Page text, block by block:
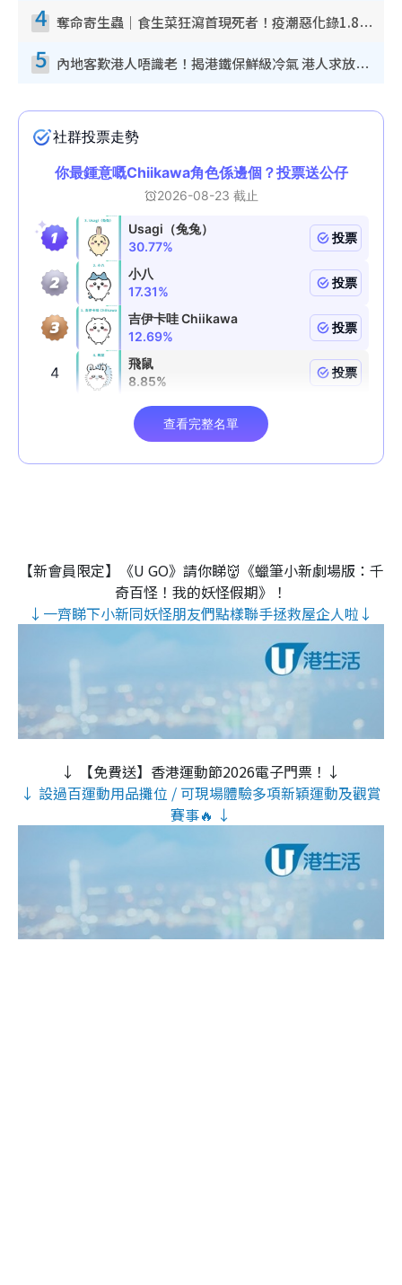
4 奪命寄生蟲｜食生菜狂瀉首現死者！疫潮惡化錄1.8萬宗病例 揭洗菜3大謬誤
5 內地客歎港人唔識老！揭港鐵保鮮級冷氣 港人求放過：咪投訴
【新會員限定】《U GO》請你睇👹《蠟筆小新劇場版：千
奇百怪！我的妖怪假期》！
↓一齊睇下小新同妖怪朋友們點樣聯手拯救屋企人啦↓
↓ 【免費送】香港運動節2026電子門票！↓
↓ 設過百運動用品攤位 / 可現場體驗多項新穎運動及觀賞
賽事🔥 ↓